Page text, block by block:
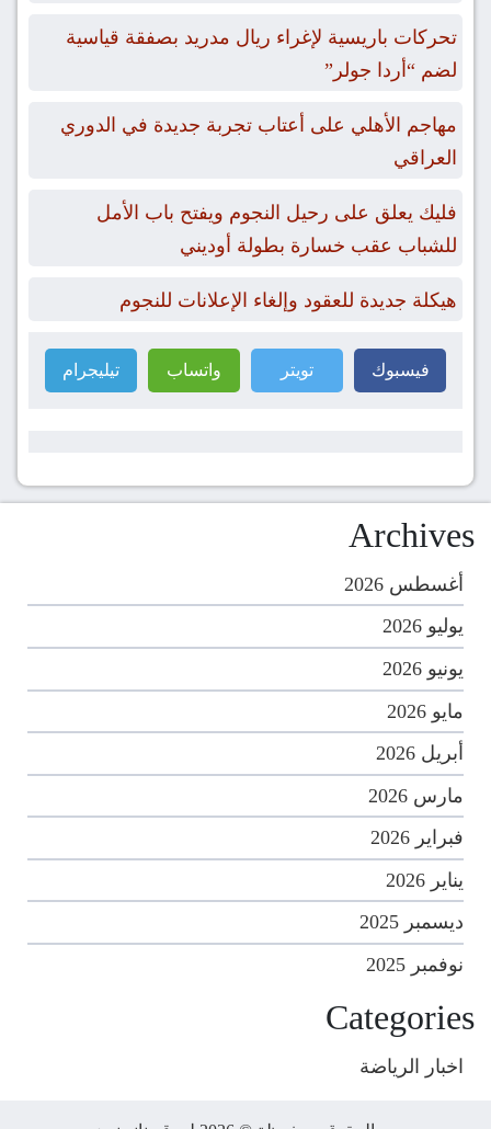
تحركات باريسية لإغراء ريال مدريد بصفقة قياسية
لضم “أردا جولر”
مهاجم الأهلي على أعتاب تجربة جديدة في الدوري
العراقي
فليك يعلق على رحيل النجوم ويفتح باب الأمل
للشباب عقب خسارة بطولة أوديني
هيكلة جديدة للعقود وإلغاء الإعلانات للنجوم
فيسبوك تويتر واتساب تيليجرام
Archives
أغسطس 2026
يوليو 2026
يونيو 2026
مايو 2026
أبريل 2026
مارس 2026
فبراير 2026
يناير 2026
ديسمبر 2025
نوفمبر 2025
Categories
اخبار الرياضة